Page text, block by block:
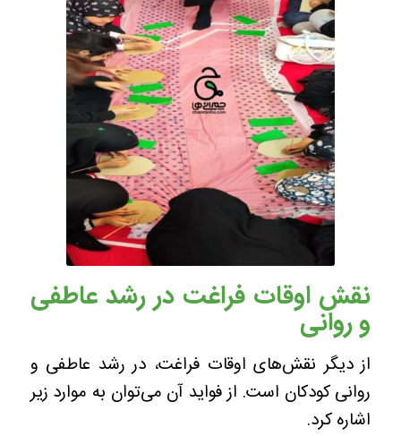
نقش اوقات فراغت در رشد عاطفی
و روانی
از دیگر نقش‌های اوقات فراغت، در رشد عاطفی و
روانی کودکان است. از فواید آن می‌توان به موارد زیر
اشاره کرد.